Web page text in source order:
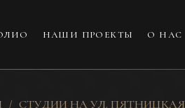
НАШИ ПРОЕКТЫ О НАС
СТУДИИ НА УЛ. ПЯТНИЦКАЯ